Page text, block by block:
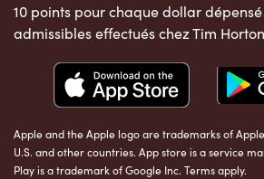
10 points pour chaque dollar
admissibles effectués chez Tim
Apple and the Apple logo are trademarks of
U.S. and other countries. App store is a service
Play is a trademark of Google Inc. Terms apply.